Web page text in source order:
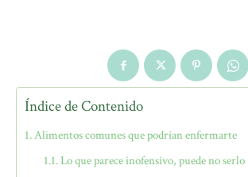
Índice de Contenido
Alimentos comunes que podrían enfermarte
Lo que parece inofensivo, puede no serlo